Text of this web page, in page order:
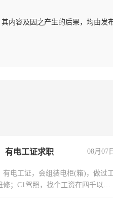
内容及因之产生的后果，均由发
有电工证求职 08月07
有电工证，会组装电柜(箱)，做过
修；C1驾照，找个工资在四千以